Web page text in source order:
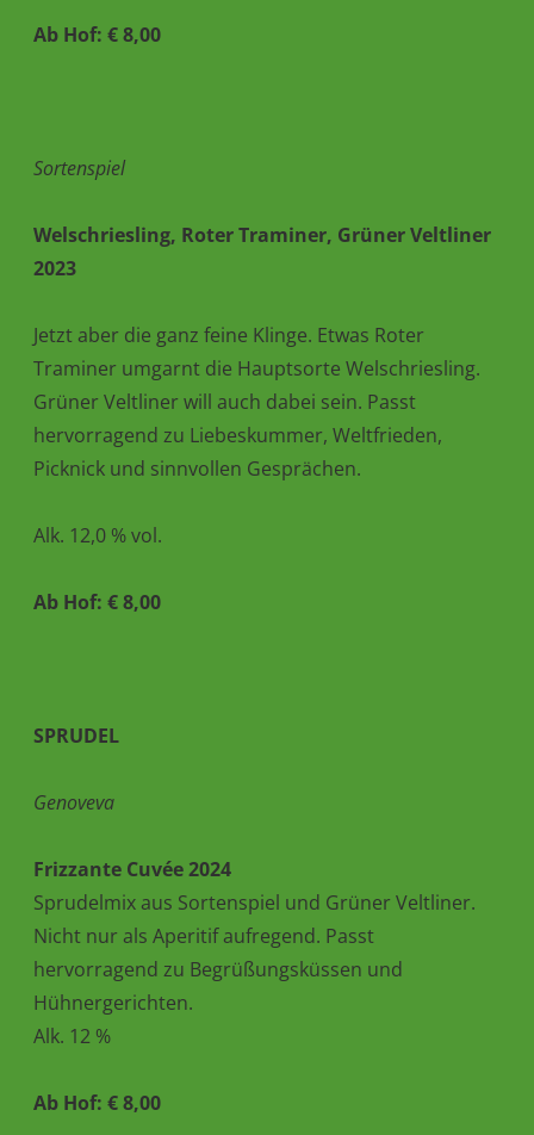
Ab Hof: € 8,00
Sortenspiel
Welschriesling, Roter Traminer, Grüner Veltliner
2023
Jetzt aber die ganz feine Klinge. Etwas Roter
Traminer umgarnt die Hauptsorte Welschriesling.
Grüner Veltliner will auch dabei sein. Passt
hervorragend zu Liebeskummer, Weltfrieden,
Picknick und sinnvollen Gesprächen.
Alk. 12,0 % vol.
Ab Hof: € 8,00
SPRUDEL
Genoveva
Frizzante Cuvée 2024
Sprudelmix aus Sortenspiel und Grüner Veltliner.
Nicht nur als Aperitif aufregend. Passt
hervorragend zu Begrüßungsküssen und
Hühnergerichten.
Alk. 12 %
Ab Hof: € 8,00